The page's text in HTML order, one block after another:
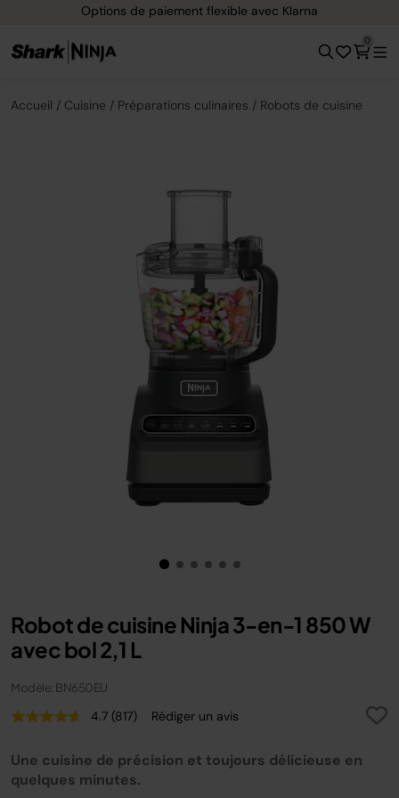
Livraison gratuite dès 40 € d'achat
0
Accueil Cuisine Préparations culinaires Robots de cuisine
Robot de cuisine Ninja 3-en-1 850 W
avec bol 2,1 L
Modèle: BN650EU
4.7 Lire
avis.
Lien
sur
(817) Rédiger un avis
Une cuisine de précision et toujours délicieuse en
quelques minutes.